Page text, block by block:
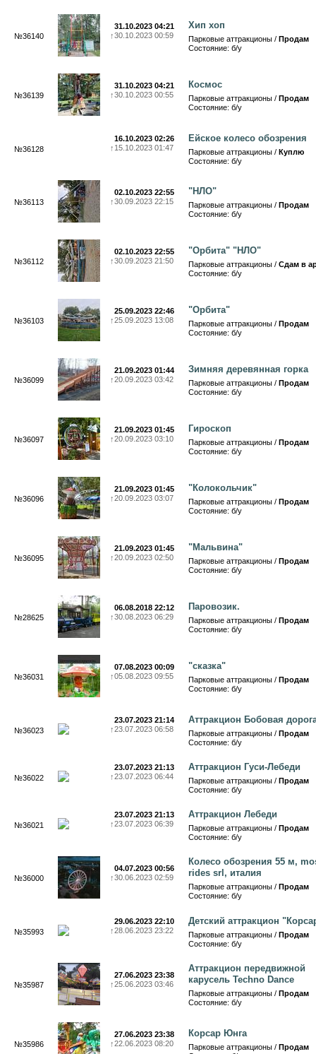
№36140
31.10.2023 04:21
↑30.10.2023 00:59
Хип хоп
Парковые аттракционы / Продам
Состояние: б/у
№36139
31.10.2023 04:21
↑30.10.2023 00:55
Космос
Парковые аттракционы / Продам
Состояние: б/у
№36128
16.10.2023 02:26
↑ 15.10.2023 01:47
Ейское колесо обозрения
Парковые аттракционы / Куплю
Состояние: б/у
№36113
02.10.2023 22:55
↑30.09.2023 22:15
"НЛО"
Парковые аттракционы / Продам
Состояние: б/у
№36112
02.10.2023 22:55
↑30.09.2023 21:50
"Орбита" "НЛО"
Парковые аттракционы / Сдам в
Состояние: б/у
№36103
25.09.2023 22:46
↑25.09.2023 13:08
"Орбита"
Парковые аттракционы / Продам
Состояние: б/у
№36099
21.09.2023 01:44
↑20.09.2023 03:42
Зимняя деревянная горка
Парковые аттракционы / Продам
Состояние: б/у
№36097
21.09.2023 01:45
↑20.09.2023 03:10
Гироскоп
Парковые аттракционы / Продам
Состояние: б/у
№36096
21.09.2023 01:45
↑20.09.2023 03:07
"Колокольчик"
Парковые аттракционы / Продам
Состояние: б/у
№36095
21.09.2023 01:45
↑20.09.2023 02:50
"Мальвина"
Парковые аттракционы / Продам
Состояние: б/у
№28625
06.08.2018 22:12
↑30.08.2023 06:29
Паровозик.
Парковые аттракционы / Продам
Состояние: б/у
№36031
07.08.2023 00:09
↑05.08.2023 09:55
"сказка"
Парковые аттракционы / Продам
Состояние: б/у
№36023
23.07.2023 21:14
↑23.07.2023 06:58
Аттракцион Бобовая
Парковые аттракционы / Продам
Состояние: б/у
№36022
23.07.2023 21:13
↑23.07.2023 06:44
Аттракцион Гуси-Лебеди
Парковые аттракционы / Продам
Состояние: б/у
№36021
23.07.2023 21:13
↑23.07.2023 06:39
Аттракцион Лебеди
Парковые аттракционы / Продам
Состояние: б/у
№36000
04.07.2023 00:56
↑30.06.2023 02:59
Колесо обозрения 55 м,
rides srl, италия
Парковые аттракционы / Продам
Состояние: б/у
№35993
29.06.2023 22:10
↑28.06.2023 23:22
Детский аттракцион
Парковые аттракционы / Продам
Состояние: б/у
№35987
27.06.2023 23:38
↑25.06.2023 03:46
Аттракцион передвижной
карусель Techno Dance
Парковые аттракционы / Продам
Состояние: б/у
№35986
27.06.2023 23:38
↑22.06.2023 08:20
Корсар Юнга
Парковые аттракционы / Продам